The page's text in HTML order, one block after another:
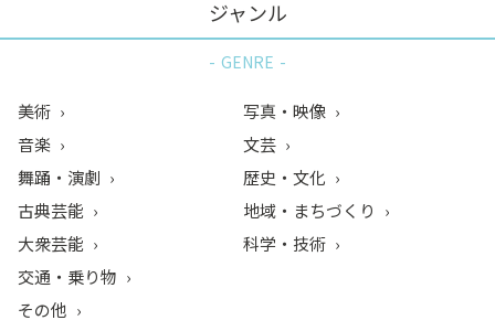
ジャンル
GENRE
美術
音楽
舞踊・演劇
古典芸能
大衆芸能
写真・映像
文芸
歴史・文化
地域・まちづくり
科学・技術
交通・乗り物
その他